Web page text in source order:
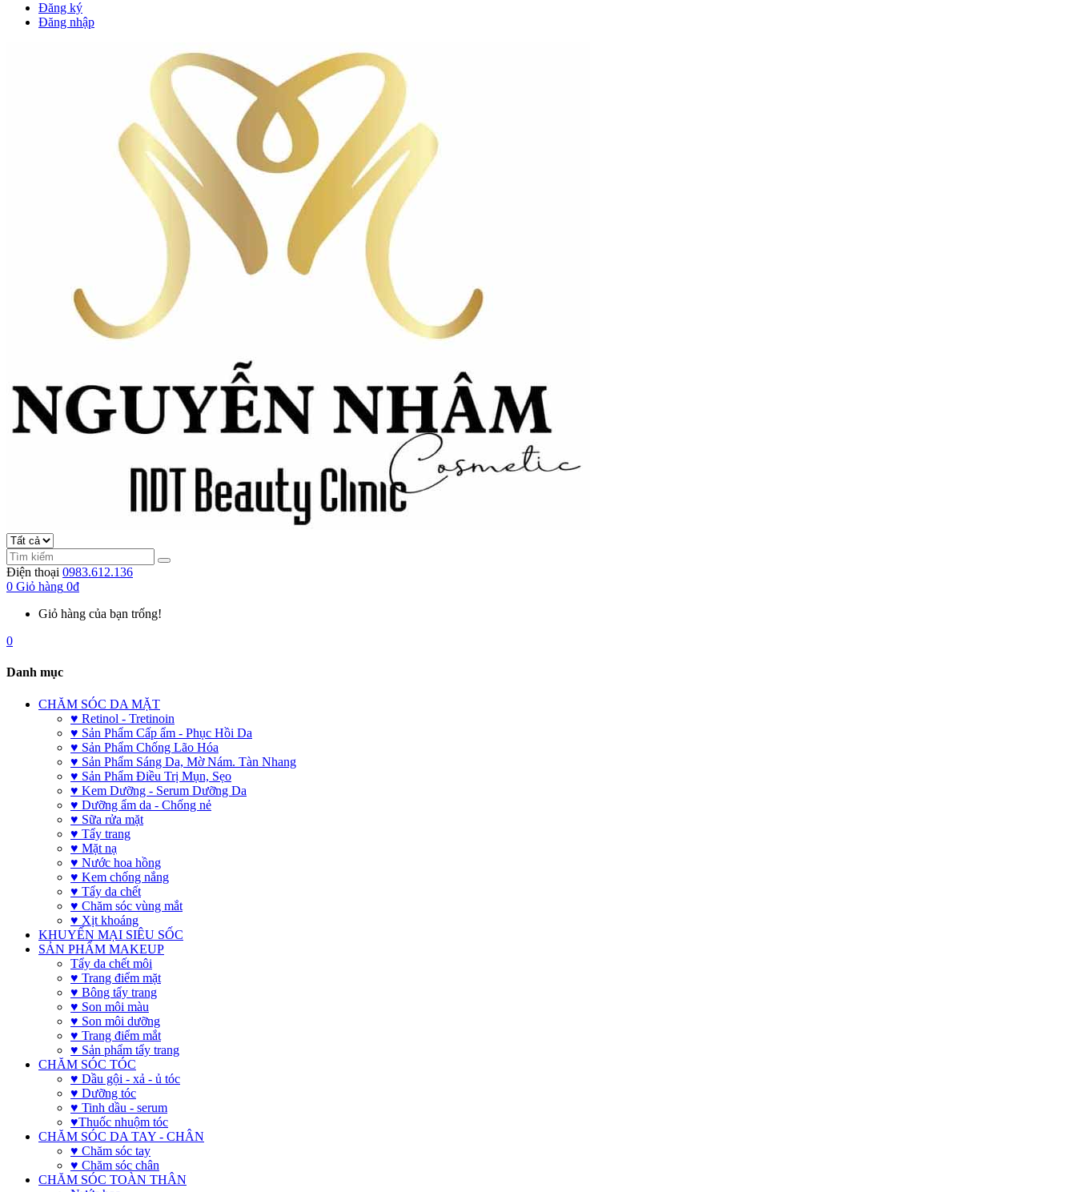
Đăng ký
Đăng nhập
Điện thoại 0983.612.136
0 Giỏ hàng 0đ
Giỏ hàng của bạn trống!
0
Danh mục
CHĂM SÓC DA MẶT
♥ Retinol - Tretinoin
♥ Sản Phẩm Cấp ẩm - Phục Hồi Da
♥ Sản Phẩm Chống Lão Hóa
♥ Sản Phẩm Sáng Da, Mờ Nám. Tàn Nhang
♥ Sản Phẩm Điều Trị Mụn, Sẹo
♥ Kem Dưỡng - Serum Dưỡng Da
♥ Dưỡng ẩm da - Chống nẻ
♥ Sữa rửa mặt
♥ Tẩy trang
♥ Mặt nạ
♥ Nước hoa hồng
♥ Kem chống nắng
♥ Tẩy da chết
♥ Chăm sóc vùng mắt
♥ Xịt khoáng
KHUYẾN MẠI SIÊU SỐC
SẢN PHẨM MAKEUP
Tẩy da chết môi
♥ Trang điểm mặt
♥ Bông tẩy trang
♥ Son môi màu
♥ Son môi dưỡng
♥ Trang điểm mắt
♥ Sản phẩm tẩy trang
CHĂM SÓC TÓC
♥ Dầu gội - xả - ủ tóc
♥ Dưỡng tóc
♥ Tinh dầu - serum
♥Thuốc nhuộm tóc
CHĂM SÓC DA TAY - CHÂN
♥ Chăm sóc tay
♥ Chăm sóc chân
CHĂM SÓC TOÀN THÂN